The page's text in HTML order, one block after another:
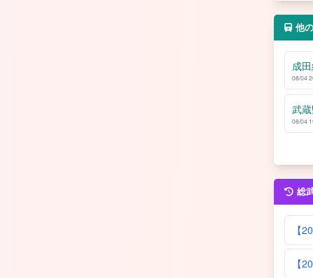
他
成
08/04
武
08/04
総
【
【